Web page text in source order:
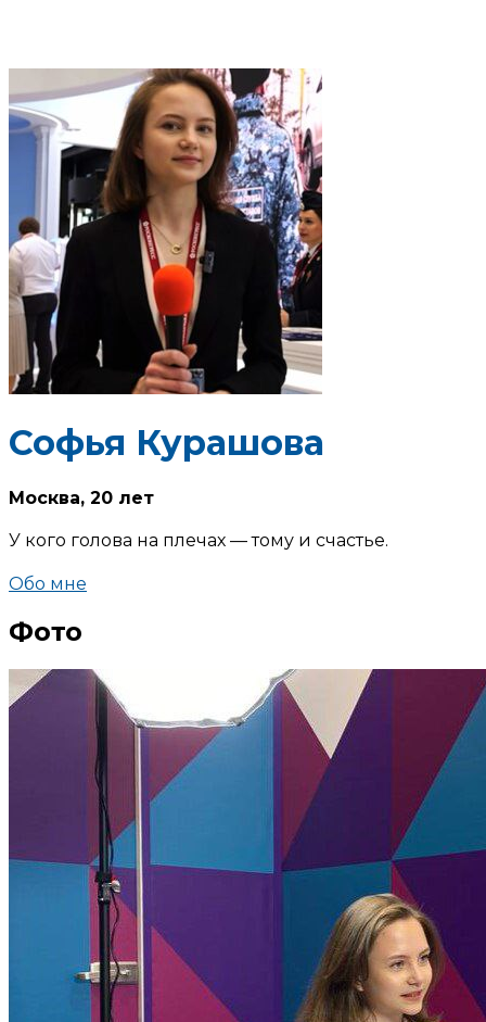
Софья Курашова
Москва, 20 лет
У кого голова на плечах — тому и счастье.
Обо мне
Фото